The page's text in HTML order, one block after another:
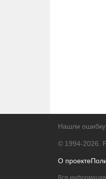
Нашли
© 1994-2026.
О проекте
Вся информация